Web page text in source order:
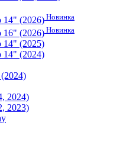
14" (2026) Новинка
16" (2026) Новинка
14" (2025)
14" (2024)
2024)
2023)